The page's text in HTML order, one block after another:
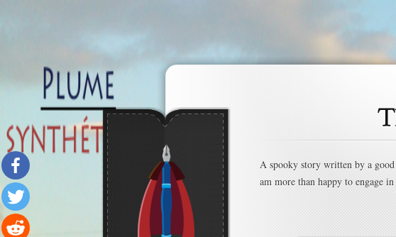
A spooky story written by a
am more than happy to engage